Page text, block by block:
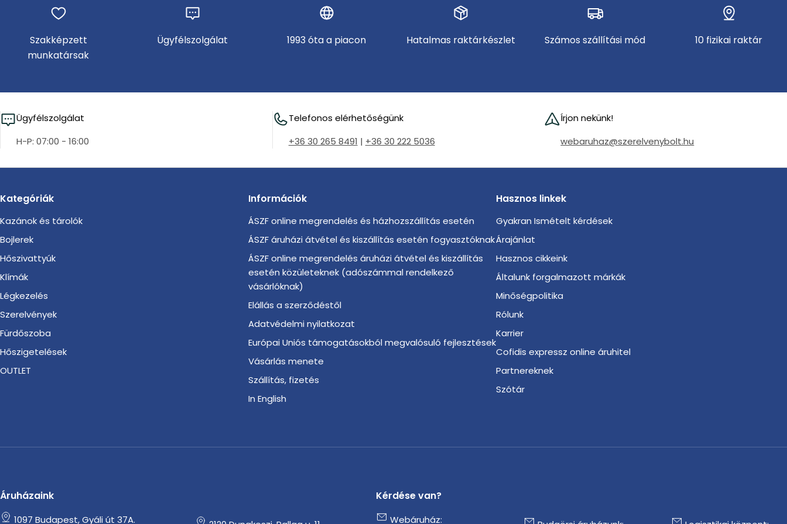
Szakképzett
munkatársak
Ügyfélszolgálat 1993 óta a piacon Hatalmas raktárkészlet Számos szállítási mód 10 fizikai raktár
Ügyfélszolgálat
H-P: 07:00 - 16:00
Telefonos elérhetőségünk
+36 30 265 8491 | +36 30 222 5036
Írjon nekünk!
webaruhaz@szerelvenybolt.hu
Kategóriák
Kazánok és tárolók
Bojlerek
Hőszivattyúk
Klímák
Légkezelés
Szerelvények
Fürdőszoba
Hőszigetelések
OUTLET
Információk
ÁSZF online megrendelés és házhozszállítás esetén
ÁSZF áruházi átvétel és kiszállítás esetén fogyasztóknak
ÁSZF online megrendelés áruházi átvétel és kiszállítás
esetén közületeknek (adószámmal rendelkező
vásárlóknak)
Elállás a szerződéstől
Adatvédelmi nyilatkozat
Európai Uniós támogatásokból megvalósuló fejlesztések
Vásárlás menete
Szállítás, fizetés
In English
Hasznos linkek
Gyakran Ismételt kérdések
Árajánlat
Hasznos cikkeink
Általunk forgalmazott márkák
Minőségpolitika
Rólunk
Karrier
Cofidis expressz online áruhitel
Partnereknek
Szótár
Áruházaink
1097 Budapest, Gyáli út 37A.
Kérdése van?
Webáruház: